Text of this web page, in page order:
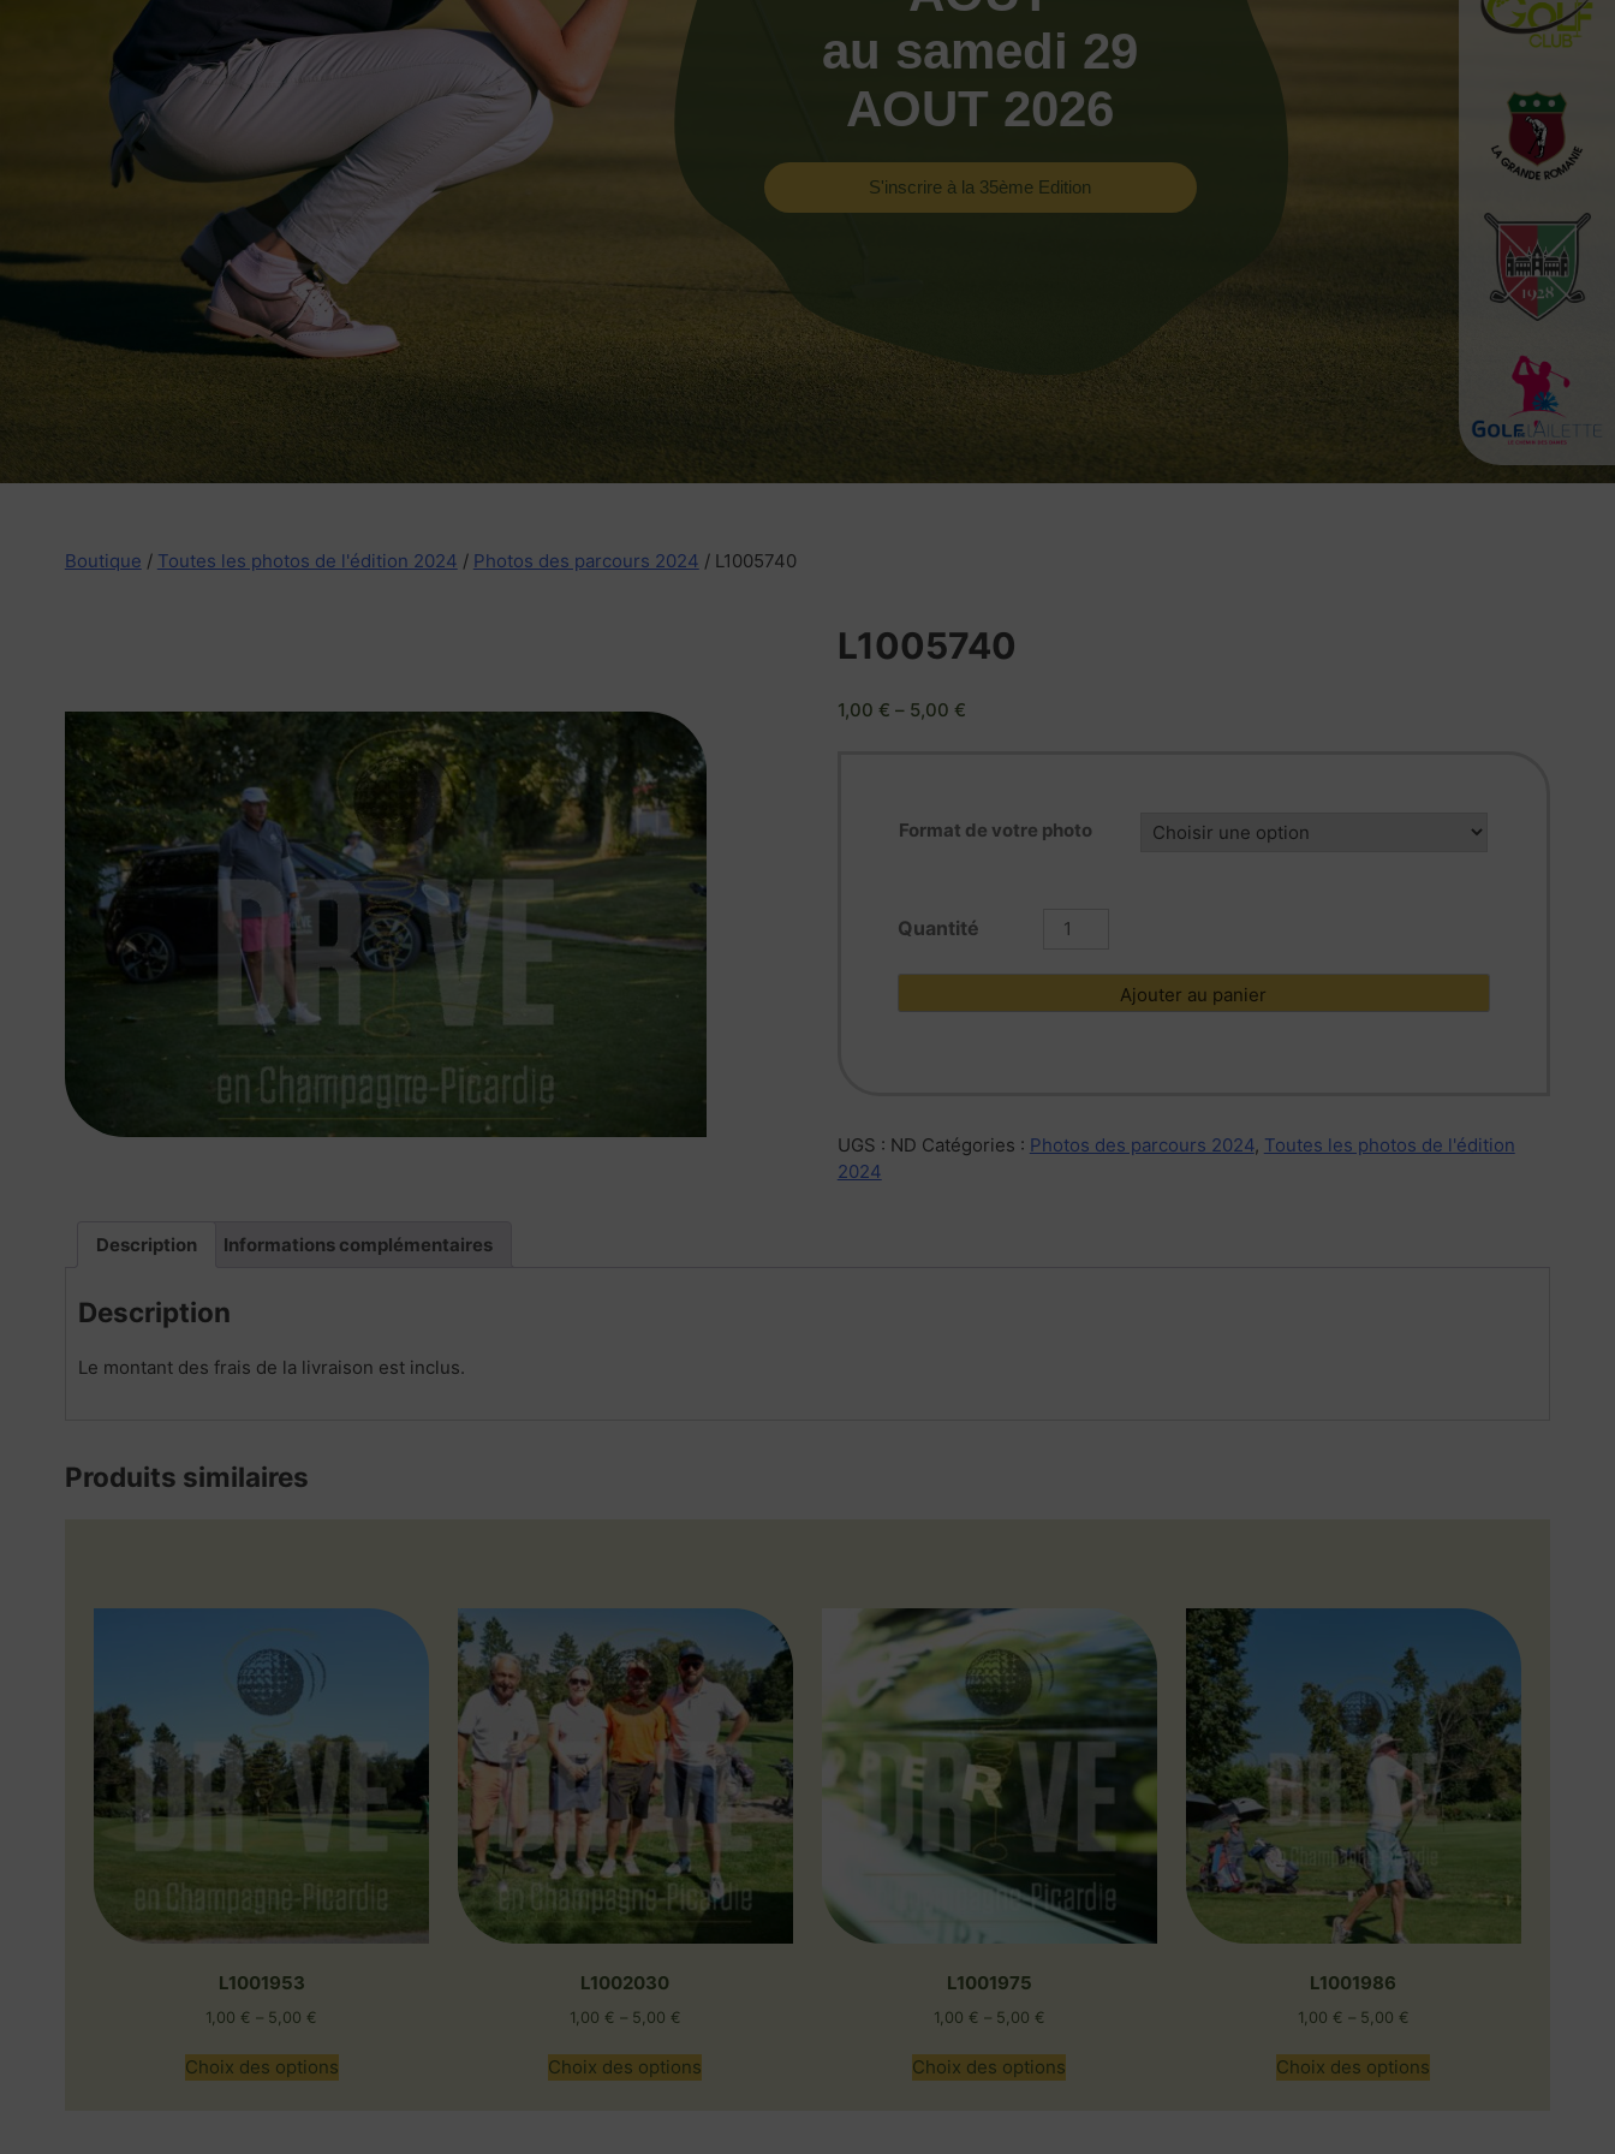
au samedi 29
AOUT 2026
S'inscrire à la 35ème Edition
Boutique / Toutes les photos de l'édition 2024 / Photos des parcours 2024 / L1005740
L1005740
1,00 € – 5,00 €
Format de votre photo
quantité
L1005740
Ajouter au panier
UGS : ND Catégories : Photos des parcours 2024, Toutes les photos de l'édition
2024
Description Informations complémentaires
Description
Le montant des frais de la livraison est inclus.
Produits similaires
L1001953
1,00 € – 5,00 €
Choix des options
L1002030
1,00 € – 5,00 €
Choix des options
L1001975
1,00 € – 5,00 €
Choix des options
L1001986
1,00 € – 5,00 €
Choix des options